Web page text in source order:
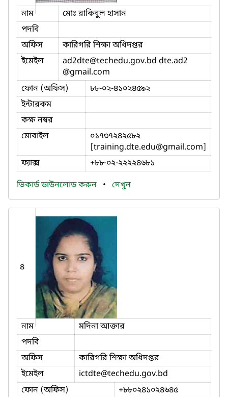
নাম
মোঃ রাকিবুল হাসান
পদবি
অফিস
কারিগরি শিক্ষা অধিদপ্তর
ইমেইল
ad2dte@techedu.gov.bd dte.ad2
@gmail.com
ফোন (অফিস)
৮৮-০২-৪১০২৪৫৯২
ইন্টারকম
কক্ষ নম্বর
মোবাইল
০১৭৩৭২৪২৫৮২
[training.dte.edu@gmail.com]
ফ্যাক্স
+৮৮-০২-২২২২৪৬৮১
ভিকার্ড ডাউনলোড করুন • দেখুন
৪
নাম
মদিনা আক্তার
পদবি
অফিস
কারিগরি শিক্ষা অধিদপ্তর
ইমেইল
ictdte@techedu.gov.bd
ফোন (অফিস)
+৮৮০২৪১০২৪৬৪৫